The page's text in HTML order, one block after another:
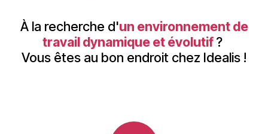
À la recherche d'un environnement de
travail dynamique et évolutif?
Vous êtes au bon endroit chez Idealis !